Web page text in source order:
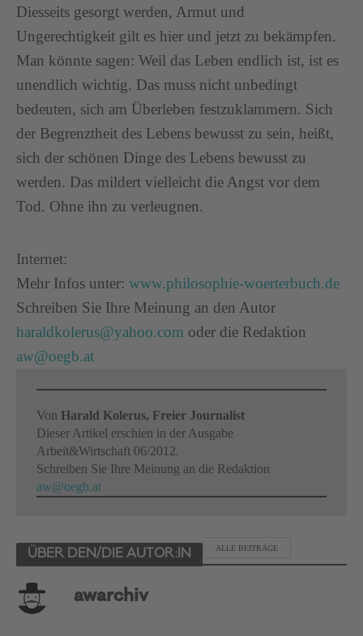
Diesseits gesorgt werden, Armut und
Ungerechtigkeit gilt es hier und jetzt zu bekämpfen.
Man könnte sagen: Weil das Leben endlich ist, ist es
unendlich wichtig. Das muss nicht unbedingt
bedeuten, sich am Überleben festzuklammern. Sich
der Begrenztheit des Lebens bewusst zu sein, heißt,
sich der schönen Dinge des Lebens bewusst zu
werden. Das mildert vielleicht die Angst vor dem
Tod. Ohne ihn zu verleugnen.
Internet:
Mehr Infos unter: www.philosophie-woerterbuch.de
Schreiben Sie Ihre Meinung an den Autor
haraldkolerus@yahoo.com oder die Redaktion
aw@oegb.at
Von Harald Kolerus, Freier Journalist
Dieser Artikel erschien in der Ausgabe
Arbeit&Wirtschaft 06/2012.
Schreiben Sie Ihre Meinung an die Redaktion
aw@oegb.at
ÜBER DEN/DIE AUTOR:IN
ALLE BEITRÄGE
awarchiv